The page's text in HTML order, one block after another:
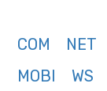
COM NET
MOBI
WS